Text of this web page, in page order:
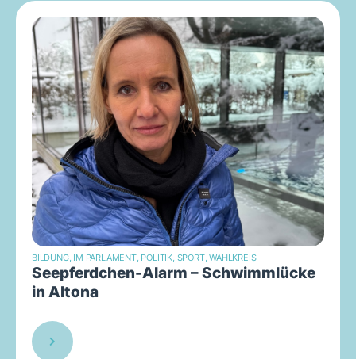
BILDUNG, IM PARLAMENT, POLITIK, SPORT,WAHLKREIS
Seepferdchen-Alarm – Schwimmlücke
in Altona